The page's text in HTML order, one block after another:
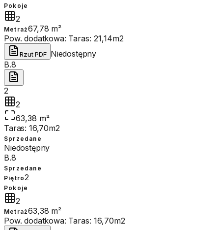
Pokoje
2
Metraż67,78 m²
Pow. dodatkowa: Taras: 21,14m2
Rzut PDF Niedostępny
B.8
2
2
63,38 m²
Taras: 16,70m2
Sprzedane
Niedostępny
B.8
Sprzedane
Piętro2
Pokoje
2
Metraż63,38 m²
Pow. dodatkowa: Taras: 16,70m2